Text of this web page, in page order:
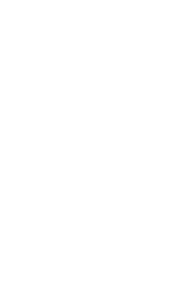
berita acara.
untuk tidak sekadar berdebat lisan. Langkah-langkah
regulasi di tingkat penyidik bawah atau
divonis karena menghalangi LBH, hal ini menjadi